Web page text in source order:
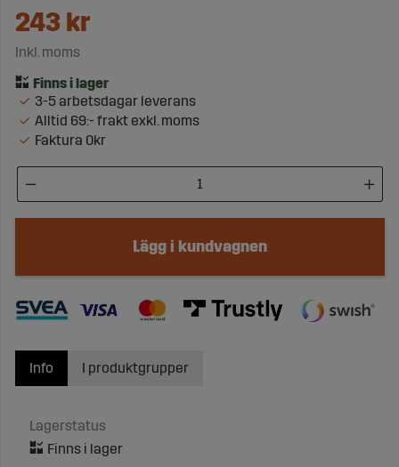
243 kr
Inkl. moms
3-5 arbetsdagar leverans
Alltid 69:- frakt exkl. moms
Faktura 0kr
Lägg i kundvagnen
Info
Lagerstatus
I produktgrupper